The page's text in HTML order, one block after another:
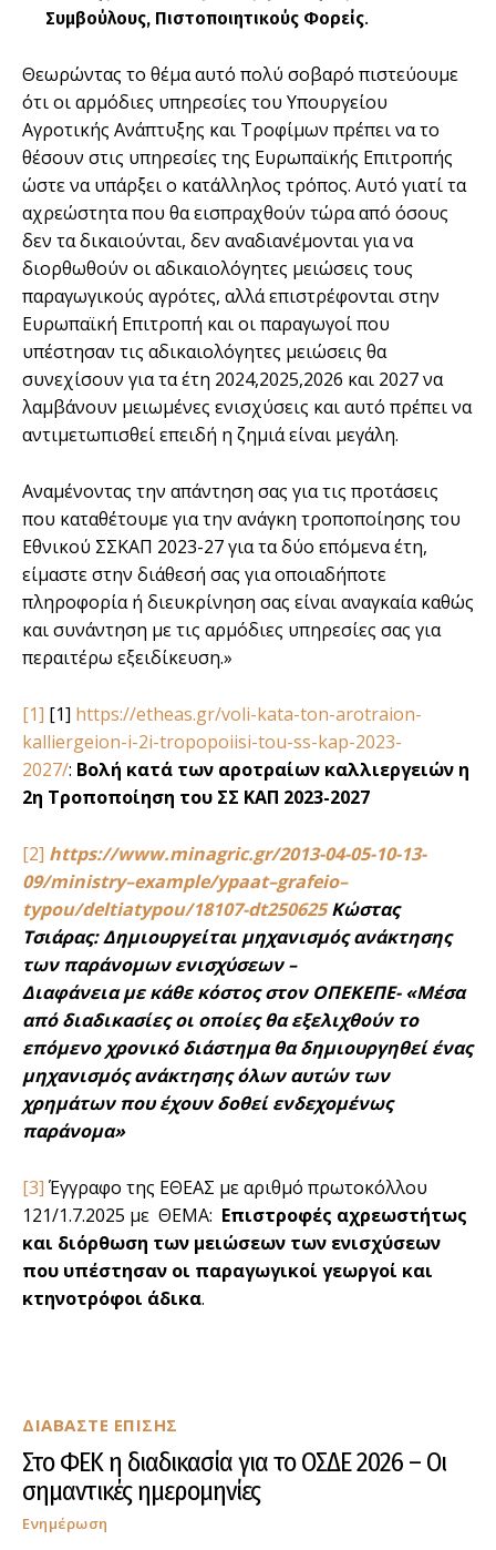
ΔΙΑΒΑΣΤΕ ΕΠΙΣΗΣ
Στο ΦΕΚ η διαδικασία για το ΟΣΔΕ 2026 – Οι
σημαντικές ημερομηνίες
Ενημέρωση
Συμβούλους, Πιστοποιητικούς Φορείς.
Θεωρώντας το θέμα αυτό πολύ σοβαρό πιστεύουμε
ότι οι αρμόδιες υπηρεσίες του Υπουργείου
Αγροτικής Ανάπτυξης και Τροφίμων πρέπει να το
θέσουν στις υπηρεσίες της Ευρωπαϊκής Επιτροπής
ώστε να υπάρξει ο κατάλληλος τρόπος. Αυτό γιατί τα
αχρεώστητα που θα εισπραχθούν τώρα από όσους
δεν τα δικαιούνται, δεν αναδιανέμονται για να
διορθωθούν οι αδικαιολόγητες μειώσεις τους
παραγωγικούς αγρότες, αλλά επιστρέφονται στην
Ευρωπαϊκή Επιτροπή και οι παραγωγοί που
υπέστησαν τις αδικαιολόγητες μειώσεις θα
συνεχίσουν για τα έτη 2024,2025,2026 και 2027 να
λαμβάνουν μειωμένες ενισχύσεις και αυτό πρέπει να
αντιμετωπισθεί επειδή η ζημιά είναι μεγάλη.
Αναμένοντας την απάντηση σας για τις προτάσεις
που καταθέτουμε για την ανάγκη τροποποίησης του
Εθνικού ΣΣΚΑΠ 2023-27 για τα δύο επόμενα έτη,
είμαστε στην διάθεσή σας για οποιαδήποτε
πληροφορία ή διευκρίνηση σας είναι αναγκαία καθώς
και συνάντηση με τις αρμόδιες υπηρεσίες σας για
περαιτέρω εξειδίκευση.»
[1] [1] https://etheas.gr/voli-kata-ton-arotraion-
kalliergeion-i-2i-tropopoiisi-tou-ss-kap-2023-
2027/: Βολή κατά των αροτραίων καλλιεργειών η
2η Τροποποίηση του ΣΣ ΚΑΠ 2023-2027
[2] https://www.minagric.gr/2013-04-05-10-13-
09/ministry–example/ypaat–grafeio–
typou/deltiatypou/18107-dt250625 Κώστας
Τσιάρας: Δημιουργείται μηχανισμός ανάκτησης
των παράνομων ενισχύσεων –
Διαφάνεια με κάθε κόστος στον ΟΠΕΚΕΠΕ- «Μέσα
από διαδικασίες οι οποίες θα εξελιχθούν το
επόμενο χρονικό διάστημα θα δημιουργηθεί ένας
μηχανισμός ανάκτησης όλων αυτών των
χρημάτων που έχουν δοθεί ενδεχομένως
παράνομα»
[3] Έγγραφο της ΕΘΕΑΣ με αριθμό πρωτοκόλλου
121/1.7.2025 με ΘΕΜΑ: Επιστροφές αχρεωστήτως
και διόρθωση των μειώσεων των ενισχύσεων
που υπέστησαν οι παραγωγικοί γεωργοί και
κτηνοτρόφοι άδικα.